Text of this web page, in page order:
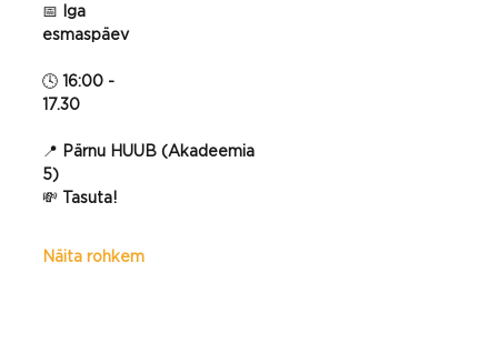
📅 Iga
esmaspäev
🕓 16:00 -
17.30
📍 Pärnu HUUB (Akadeemia
5)
💸 Tasuta!
Näita rohkem